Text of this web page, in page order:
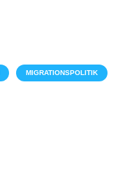
MIGRATIONSPOLITIK